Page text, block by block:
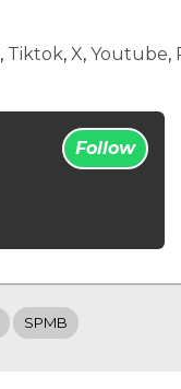
, Tiktok, X, Youtube,
Follow
SPMB